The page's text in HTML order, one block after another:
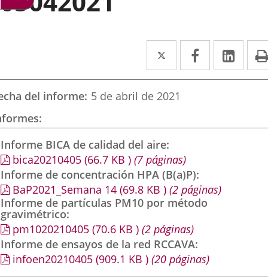
Twitter
Enlace
a
una
externa.
Facebook
Enlace
a
externa.
a
del informe 5 de abril de 2021
Informe BICA de calidad del aire
bica20210405 (66.7 KB ) (7 páginas)
Informe de concentración HPA (B(a)P)
BaP2021_Semana 14 (69.8 KB ) (2 páginas)
Informe de partículas PM10 por método
gravimétrico
pm1020210405 (70.6 KB ) (2 páginas)
Informe de ensayos de la red RCCAVA
infoen20210405 (909.1 KB ) (20 páginas)